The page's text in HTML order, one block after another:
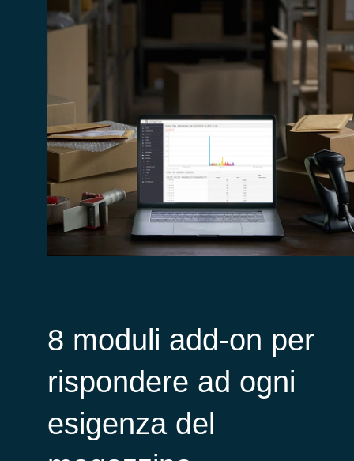
8 moduli add-on per
rispondere ad ogni
esigenza del